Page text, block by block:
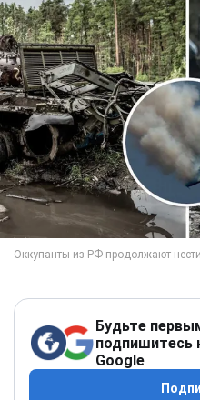
Будьте
подпишитесь
Google